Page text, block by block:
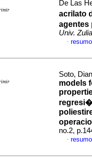
De Las
acrilato
agentes
Univ. Zulia
·
Soto,
models
no.2,
·